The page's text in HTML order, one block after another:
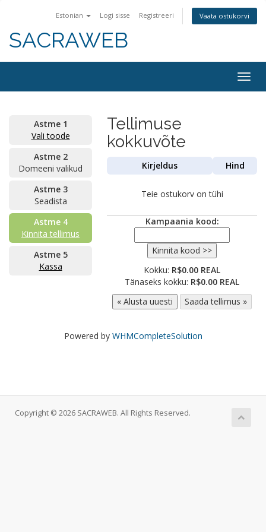
Estonian Logi sisse Registreeri Vaata ostukorvi
SACRAWEB
Astme 1
Vali toode
Astme 2
Domeeni valikud
Astme 3
Seadista
Astme 4
Kinnita tellimus
Astme 5
Kassa
Tellimuse
kokkuvõte
Kirjeldus Hind
Teie ostukorv on tühi
Kampaania kood:
Kokku: R$0.00 REAL
Tänaseks kokku: R$0.00 REAL
Powered by WHMCompleteSolution
Copyright © 2026 SACRAWEB. All Rights Reserved.